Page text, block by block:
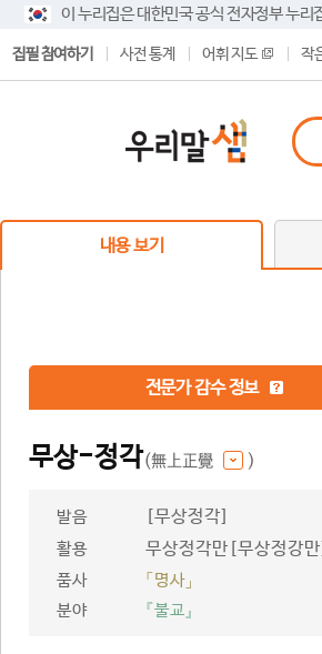
이 누리집은 대한민국 공식 전자정부 누리
집필 참여하기 사전 통계 어휘 지도 작
내용 보기
전문가 감수 정보
무상-정각(無上正覺 )
발음 [무상정각]
활용 무상정각만[무상정강
품사
「명사」
분야
『불교』